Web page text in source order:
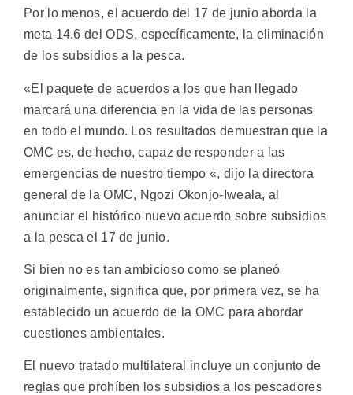
Por lo menos, el acuerdo del 17 de junio aborda la
meta 14.6 del ODS, específicamente, la eliminación
de los subsidios a la pesca.
«El paquete de acuerdos a los que han llegado
marcará una diferencia en la vida de las personas
en todo el mundo. Los resultados demuestran que la
OMC es, de hecho, capaz de responder a las
emergencias de nuestro tiempo «, dijo la directora
general de la OMC, Ngozi Okonjo-Iweala, al
anunciar el histórico nuevo acuerdo sobre subsidios
a la pesca el 17 de junio.
Si bien no es tan ambicioso como se planeó
originalmente, significa que, por primera vez, se ha
establecido un acuerdo de la OMC para abordar
cuestiones ambientales.
El nuevo tratado multilateral incluye un conjunto de
reglas que prohíben los subsidios a los pescadores